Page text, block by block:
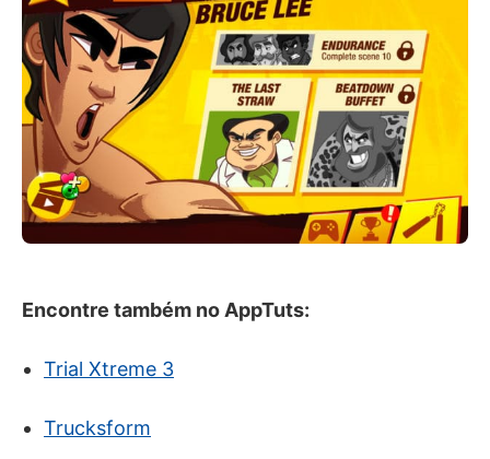
Encontre também no AppTuts:
Trial Xtreme 3
Trucksform